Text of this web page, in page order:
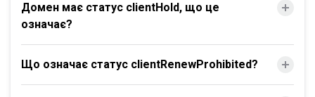
Домен має статус clientHold, що це
означає?
Що означає статус clientRenewProhibited?